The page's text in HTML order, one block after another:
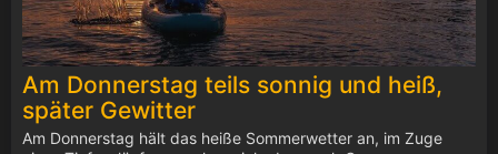
Am Donnerstag teils sonnig und heiß,
später Gewitter
Am Donnerstag hält das heiße Sommerwetter an, im Zuge